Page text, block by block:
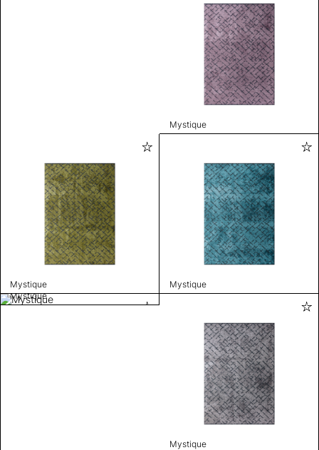
Mystique
Mystique
Mystique
Mystique
Mystique